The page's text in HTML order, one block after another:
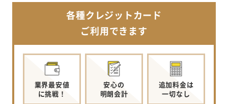
各種クレジットカード
ご利用できます
業界最安値
に挑戦！
安心の
明朗会計
追加料金は
一切なし